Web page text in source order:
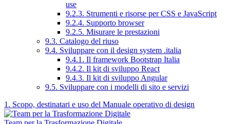
use
9.2.3. Strumenti e risorse per CSS e JavaScript
9.2.4. Supporto browser
9.2.5. Misurare le prestazioni
9.3. Catalogo del riuso
9.4. Sviluppare con il design system .italia
9.4.1. Il framework Bootstrap Italia
9.4.2. Il kit di sviluppo React
9.4.3. Il kit di sviluppo Angular
9.5. Sviluppare con i modelli di sito e servizi
1. Scopo, destinatari e uso del Manuale operativo di design